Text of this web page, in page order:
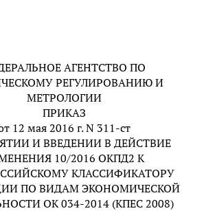
АГЕНТСТВО ПО
РЕГУЛИРОВАНИЮ И
МЕТРОЛОГИИ
ПРИКАЗ
12 мая 2016 г. N 311-ст
И ВВЕДЕНИИ В ДЕЙСТВИЕ
10/2016 ОКПД2 К
КЛАССИФИКАТОРУ
ПО ВИДАМ ЭКОНОМИЧЕСКОЙ
ОК 034-2014 (КПЕС 2008)